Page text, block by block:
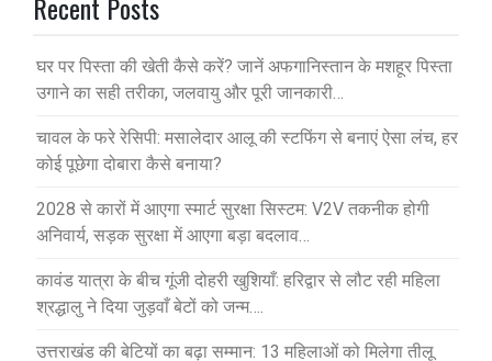
Recent Posts
घर पर पिस्ता की खेती कैसे करें? जानें अफगानिस्तान के मशहूर पिस्ता
उगाने का सही तरीका, जलवायु और पूरी जानकारी…
चावल के फरे रेसिपी: मसालेदार आलू की स्टफिंग से बनाएं ऐसा लंच, हर
कोई पूछेगा दोबारा कैसे बनाया?
2028 से कारों में आएगा स्मार्ट सुरक्षा सिस्टम: V2V तकनीक होगी
अनिवार्य, सड़क सुरक्षा में आएगा बड़ा बदलाव…
कावंड यात्रा के बीच गूंजी दोहरी खुशियाँ: हरिद्वार से लौट रही महिला
श्रद्धालु ने दिया जुड़वाँ बेटों को जन्म….
उत्तराखंड की बेटियों का बढ़ा सम्मान: 13 महिलाओं को मिलेगा तीलू